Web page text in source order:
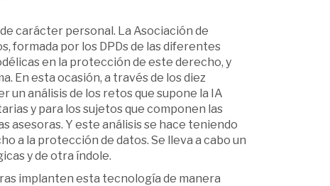
carácter personal. La Asociación de
formada por los DPDs de las diferentes
en la protección de este derecho, y
En esta ocasión, a través de los diez
un análisis de los retos que supone la IA
y para los sujetos que componen las
Y este análisis se hace teniendo
a la protección de datos. Se lleva a cabo un
y de otra índole.
implanten esta tecnología de manera